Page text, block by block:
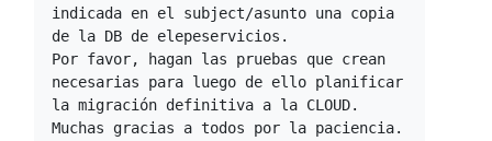
indicada en el subject/asunto una copia
de la DB de elepeservicios.
Por favor, hagan las pruebas que crean
necesarias para luego de ello planificar
la migración definitiva a la CLOUD.
Muchas gracias a todos por la paciencia.